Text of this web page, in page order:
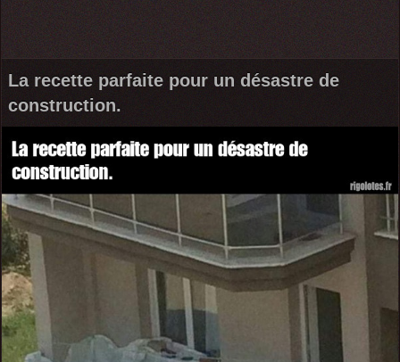
La recette parfaite pour un désastre de
construction.